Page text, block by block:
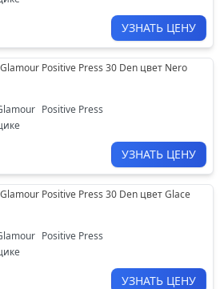
УЗНАТЬ ЦЕНУ
Positive Press 30 Den цвет Nero
Positive Press
УЗНАТЬ ЦЕНУ
Positive Press 30 Den цвет Glace
Positive Press
УЗНАТЬ ЦЕНУ